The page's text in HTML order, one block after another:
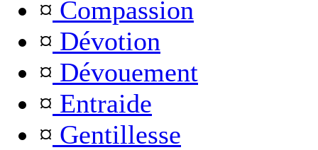
¤ Compassion
¤ Dévotion
¤ Dévouement
¤ Entraide
¤ Gentillesse